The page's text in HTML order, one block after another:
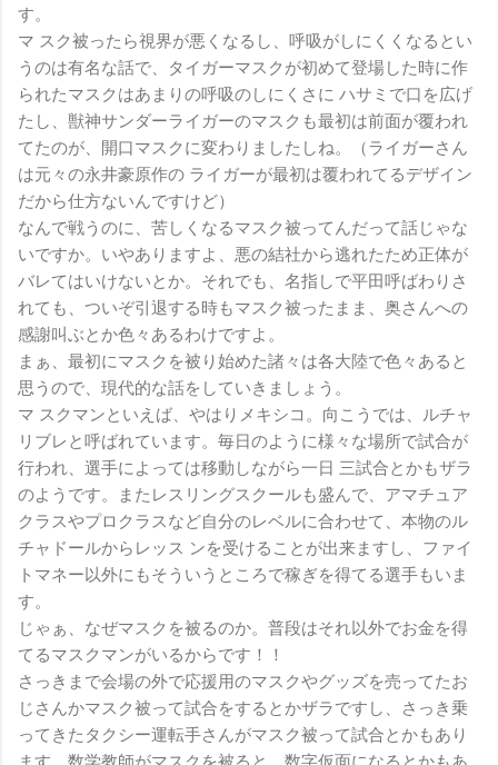
す。
マ スク被ったら視界が悪くなるし、呼吸がしにくくなるとい
うのは有名な話で、タイガーマスクが初めて登場した時に作
られたマスクはあまりの呼吸のしにくさに ハサミで口を広げ
たし、獣神サンダーライガーのマスクも最初は前面が覆われ
てたのが、開口マスクに変わりましたしね。（ライガーさん
は元々の永井豪原作の ライガーが最初は覆われてるデザイン
だから仕方ないんですけど）
なんで戦うのに、苦しくなるマスク被ってんだって話じゃな
いですか。いやありますよ、悪の結社から逃れたため正体が
バレてはいけないとか。それでも、名指しで平田呼ばわりさ
れても、ついぞ引退する時もマスク被ったまま、奥さんへの
感謝叫ぶとか色々あるわけですよ。
まぁ、最初にマスクを被り始めた諸々は各大陸で色々あると
思うので、現代的な話をしていきましょう。
マ スクマンといえば、やはりメキシコ。向こうでは、ルチャ
リブレと呼ばれています。毎日のように様々な場所で試合が
行われ、選手によっては移動しながら一日 三試合とかもザラ
のようです。またレスリングスクールも盛んで、アマチュア
クラスやプロクラスなど自分のレベルに合わせて、本物のル
チャドールからレッス ンを受けることが出来ますし、ファイ
トマネー以外にもそういうところで稼ぎを得てる選手もいま
す。
じゃぁ、なぜマスクを被るのか。普段はそれ以外でお金を得
てるマスクマンがいるからです！！
さっきまで会場の外で応援用のマスクやグッズを売ってたお
じさんかマスク被って試合をするとかザラですし、さっき乗
ってきたタクシー運転手さんがマスク被って試合とかもあり